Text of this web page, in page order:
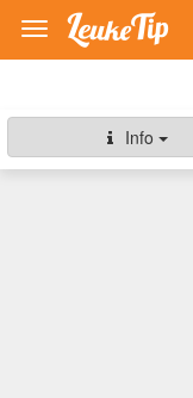
Toggle
navigation
Info